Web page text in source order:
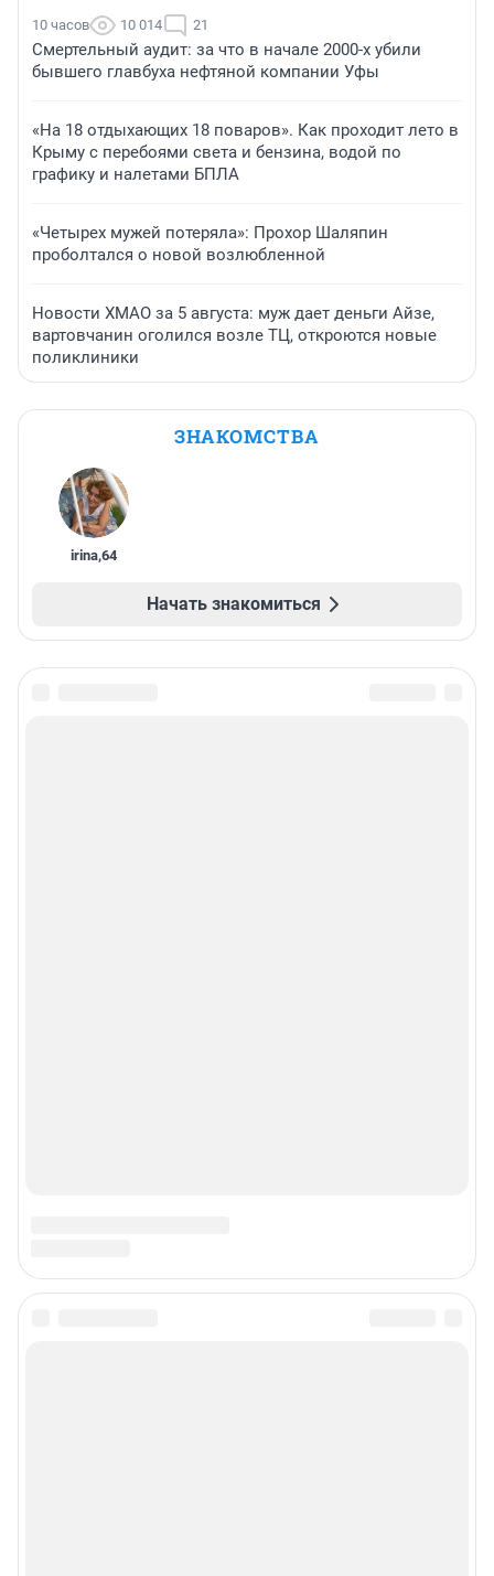
10 часов 10 014 21
Смертельный аудит: за что в начале 2000-х убили
бывшего главбуха нефтяной компании Уфы
«На 18 отдыхающих 18 поваров». Как проходит лето в
Крыму с перебоями света и бензина, водой по
графику и налетами БПЛА
«Четырех мужей потеряла»: Прохор Шаляпин
проболтался о новой возлюбленной
Новости ХМАО за 5 августа: муж дает деньги Айзе,
вартовчанин оголился возле ТЦ, откроются новые
поликлиники
ЗНАКОМСТВА
irina,64
Начать знакомиться